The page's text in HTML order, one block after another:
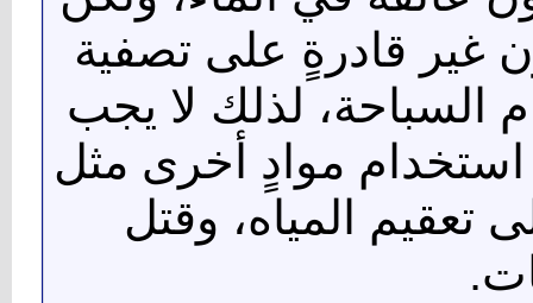
غير قادرةٍ على تصفية
السباحة، لذلك لا يجب
استخدام موادٍ أخرى مثل
تعقيم المياه، وقتل